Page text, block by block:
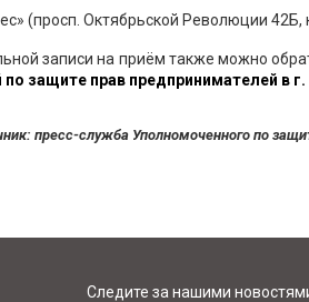
(просп. Октябрьской Революции 42Б,
записи на приём также можно
защите прав предпринимателей в
пресс-служба Уполномоченного по
Следите за нашими